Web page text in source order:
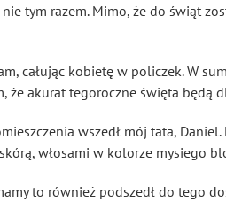
tym razem. Mimo, że do świąt
całując kobietę w policzek. W
że akurat tegoroczne święta będą
wszedł mój tata,
włosami w kolorze mysiego
to również podszedł do tego